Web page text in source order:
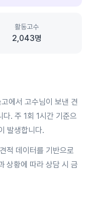
활동고수
2,043명
에서 고수님이 보낸 견
. 주 1회 1시간 기준으
발생합니다.
적 데이터를 기반으로
상황에 따라 상담 시 금